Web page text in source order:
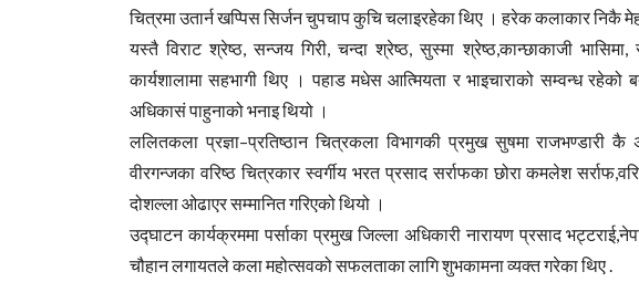
चित्रमा उतार्न खप्पिस सिर्जन चुपचाप कुचि चलाइरहेका थिए । हरेक कलाकार निकै
यस्तै विराट श्रेष्ठ, सन्जय गिरी, चन्दा श्रेष्ठ, सुस्मा श्रेष्ठ,कान्छाकाजी
कार्यशालामा सहभागी थिए । पहाड मधेस आत्मियता र भाइचाराको सम्वन्ध रहेको
अधिकासं पाहुनाको भनाइ थियो ।
ललितकला प्रज्ञा–प्रतिष्ठान चित्रकला विभागकी प्रमुख सुषमा राजभण्डारी कै
वीरगन्जका वरिष्ठ चित्रकार स्वर्गीय भरत प्रसाद सर्राफका छोरा कमलेश
दोशल्ला ओढाएर सम्मानित गरिएको थियो ।
उद्घाटन कार्यक्रममा पर्साका प्रमुख जिल्ला अधिकारी नारायण प्रसाद
चौहान लगायतले कला महोत्सवको सफलताका लागि शुभकामना व्यक्त गरेका थिए .